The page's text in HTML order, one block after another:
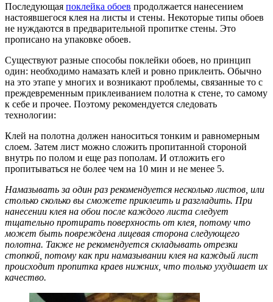
Последующая поклейка обоев продолжается нанесением
настоявшегося клея на листы и стены. Некоторые типы обоев
не нуждаются в предварительной пропитке стены. Это
прописано на упаковке обоев.
Существуют разные способы поклейки обоев, но принцип
один: необходимо намазать клей и ровно приклеить. Обычно
на это этапе у многих и возникают проблемы, связанные то с
преждевременным приклеиванием полотна к стене, то самому
к себе и прочее. Поэтому рекомендуется следовать
технологии:
Клей на полотна должен наноситься тонким и равномерным
слоем. Затем лист можно сложить пропитанной стороной
внутрь по полом и еще раз пополам. И отложить его
пропитываться не более чем на 10 мин и не менее 5.
Намазывать за один раз рекомендуется несколько листов, или
столько сколько вы сможете приклеить и разгладить. При
нанесении клея на обои после каждого листа следует
тщательно протирать поверхность от клея, потому что
может быть повреждена лицевая сторона следующего
полотна. Также не рекомендуется складывать отрезки
стопкой, потому как при намазывании клея на каждый лист
происходит пропитка краев нижних, что только ухудшает их
качество.